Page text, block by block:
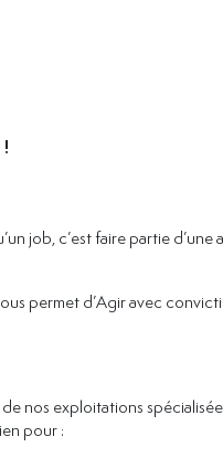
job, c’est faire partie
permet d’Agir avec
nos exploitations
pour :